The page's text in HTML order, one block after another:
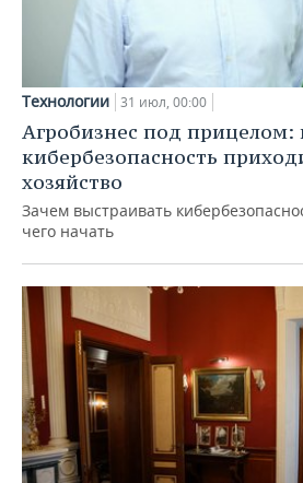
Технологии 31 июл, 00:00
Агробизнес под прицелом:
кибербезопасность
хозяйство
Зачем выстраивать
чего начать